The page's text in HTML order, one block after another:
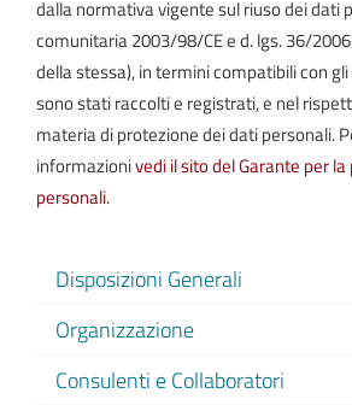
dalla normativa vigente sul riuso dei dati
comunitaria 2003/98/CE e d. lgs. 36/
della stessa), in termini compatibili con
sono stati raccolti e registrati, e nel
materia di protezione dei dati personali.
informazionivedi il sito del Garante per
personali.
Disposizioni Generali
Organizzazione
Consulenti e Collaboratori